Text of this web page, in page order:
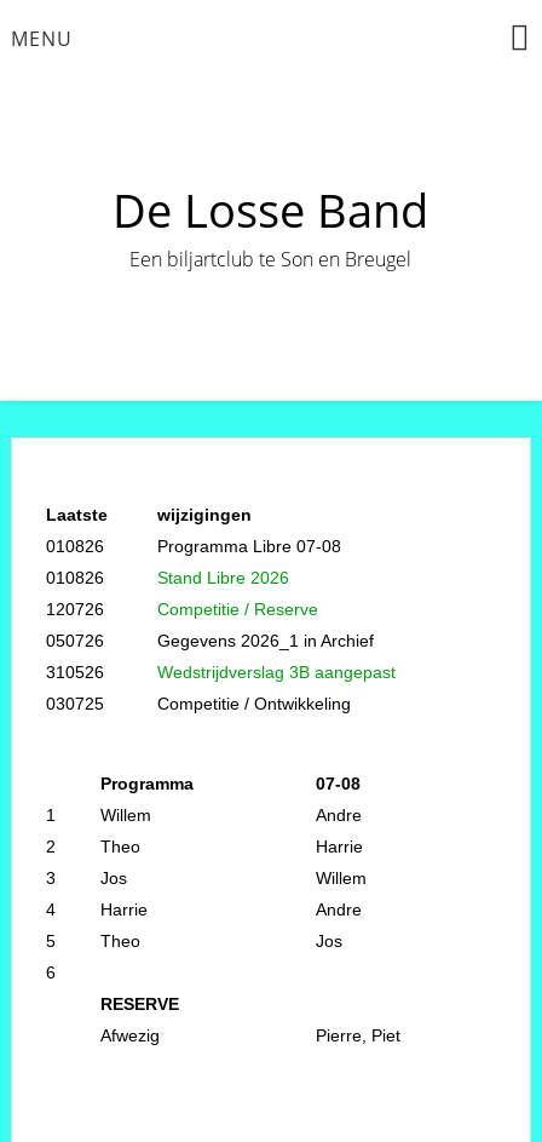
naar
MENU
De Losse Band
Een biljartclub te Son en Breugel
Laatste
wijzigingen
010826
Programma Libre 07-08
010826
Stand Libre 2026
120726
Competitie / Reserve
050726
Gegevens 2026_1 in Archief
310526
Wedstrijdverslag 3B aangepast
030725
Competitie / Ontwikkeling
Programma
07-08
1
Willem
Andre
2
Theo
Harrie
3
Jos
Willem
4
Harrie
Andre
5
Theo
Jos
6
RESERVE
Afwezig
Pierre, Piet